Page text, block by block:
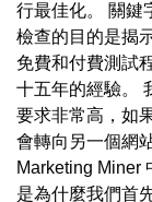
行最佳化。 關鍵
檢查的目的是揭
免費和付費測試
十五年的經驗。
要求非常高，如
會轉向另一個網
Marketing Miner
是為什麼我們首